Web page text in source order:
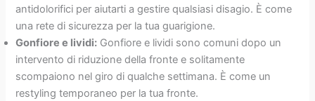
antidolorifici per aiutarti a gestire qualsiasi disagio. È come
una rete di sicurezza per la tua guarigione.
Gonfiore e lividi: Gonfiore e lividi sono comuni dopo un
intervento di riduzione della fronte e solitamente
scompaiono nel giro di qualche settimana. È come un
restyling temporaneo per la tua fronte.